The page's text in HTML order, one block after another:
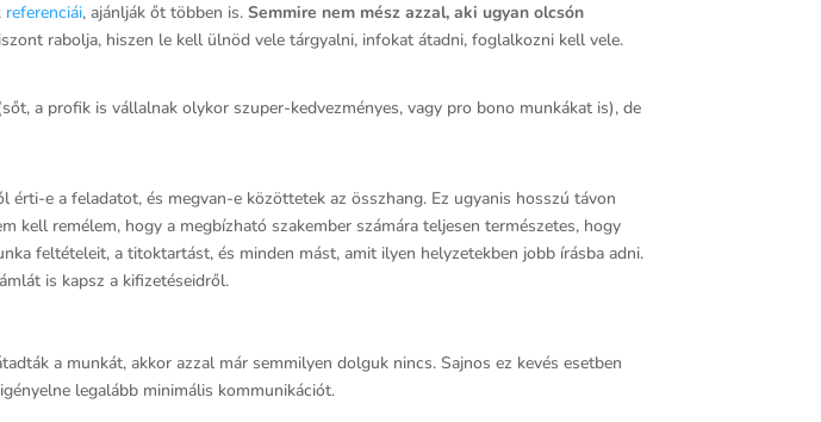
referenciái, ajánlják őt többen is.Semmire nem mész azzal, aki ugyan olcsón
rabolja, hiszen le kell ülnöd vele tárgyalni, infokat átadni, foglalkozni kell vele.
a profik is vállalnak olykor szuper-kedvezményes, vagy pro bono munkákat is), de
e a feladatot, és megvan-e közöttetek az összhang. Ez ugyanis hosszú távon
remélem, hogy a megbízható szakember számára teljesen természetes, hogy
feltételeit, a titoktartást, és minden mást, amit ilyen helyzetekben jobb írásba adni.
is kapsz a kifizetéseidről.
a munkát, akkor azzal már semmilyen dolguk nincs. Sajnos ez kevés esetben
legalább minimális kommunikációt.